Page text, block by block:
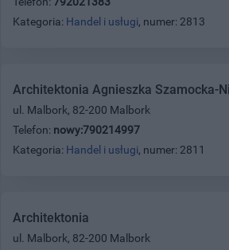
Kategoria: Handel i usługi, numer: 2813
Architektonia Agnieszka Szamocka-
ul. Malbork, 82-200 Malbork
Telefon: nowy:790214997
Kategoria: Handel i usługi, numer: 2811
Architektonia
ul. Malbork, 82-200 Malbork